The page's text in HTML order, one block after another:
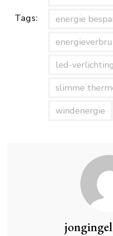
Tags:
energie
led-verlichting
slimme
windenergie